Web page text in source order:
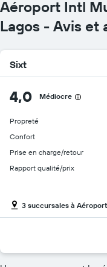
Aéroport Intl
Lagos - Avis et
Sixt
4,0 Médiocre
Propreté
Confort
Prise en charge/retour
Rapport qualité/prix